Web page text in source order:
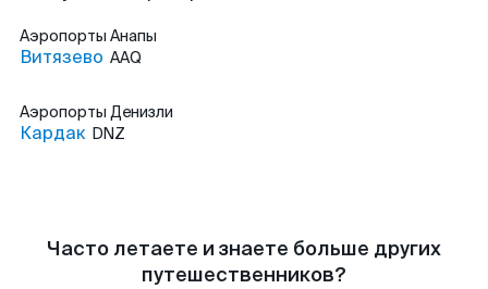
Аэропорты Анапы
Витязево AAQ
Аэропорты Денизли
Кардак DNZ
Часто летаете и знаете больше других
путешественников?